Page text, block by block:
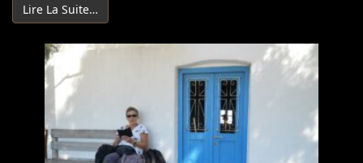
Lire La Suite…